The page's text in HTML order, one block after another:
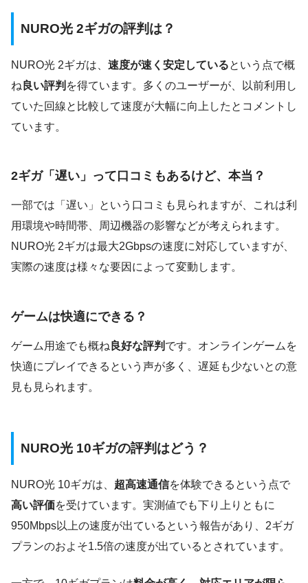
NURO光 2ギガの評判は？
NURO光 2ギガは、 速度が速く安定しているという点で概
ね 良い評判 を得ています。多くのユーザーが、以前利用し
ていた回線と比較して速度が大幅に向上したとコメントし
ています。
2ギガ「遅い」って口コミもあるけど、本当？
一部では「遅い」という口コミも見られますが、これは利
用環境や時間帯、周辺機器の影響などが考えられます。
NURO光 2ギガは最大2Gbpsの速度に対応していますが、
実際の速度は様々な要因によって変動します。
ゲームは快適にできる？
ゲーム用途でも概ね 良好な評判 です。オンラインゲームを
快適にプレイできるという声が多く、遅延も少ないとの意
見も見られます。
NURO光 10ギガの評判はどう？
NURO光 10ギガは、 超高速通信を体験できるという点で
高い評価を受けています。実測値でも下り上りともに
950Mbps以上の速度が出ているという報告があり、2ギガ
プランのおよそ1.5倍の速度が出ているとされています。